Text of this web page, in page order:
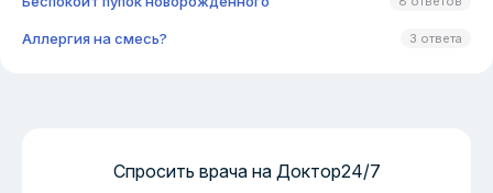
Аллергия на смесь? 3 ответа
Спросить врача на Доктор24/7